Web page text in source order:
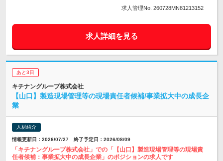
求人管理No. 260728MN81213152
求人詳細を見る
あと3日
キチナングループ株式会社
【山口】製造現場管理等の現場責任者候補/事業拡大中の成長企
業
人材紹介
情報更新日：2026/07/27 終了予定日：2026/08/09
「キチナングループ株式会社」での「【山口】製造現場管理等の現場責
任者候補：事業拡大中の成長企業」のポジションの求人です